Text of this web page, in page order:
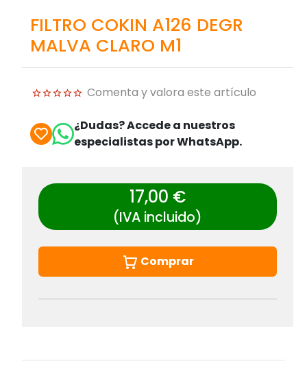
FILTRO COKIN A126 DEGR
MALVA CLARO M1
Comenta y valora este artículo
¿Dudas? Accede a nuestros
especialistas por WhatsApp.
17,00 €
(IVA incluido)
Comprar